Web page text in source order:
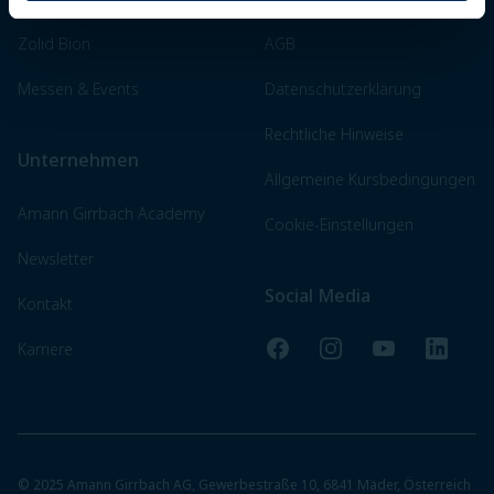
Zolid Bion
Messen & Events
Unternehmen
Amann Girrbach Academy
Newsletter
Kontakt
Karriere
AGB
Datenschutzerklärung
Rechtliche Hinweise
Allgemeine Kursbedingungen
Cookie-Einstellungen
Social Media
FacebookInstagramYouTube
© 2025 Amann Girrbach AG, Gewerbestraße 10, 6841 Mäder, Österreich